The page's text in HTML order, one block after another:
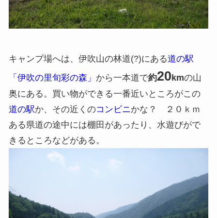
キャンプ場へは、伊吹山の林道(?)にある道の駅
「伊吹の里旬彩の森」 から一本道で約20kmの山
奥にある。買い物ができる一番近いところがこの
道の駅か、その近くのコンビニかな？ ２０ｋｍ
ある県道の途中には棚田があったり、水遊びがで
きるところなどがある。